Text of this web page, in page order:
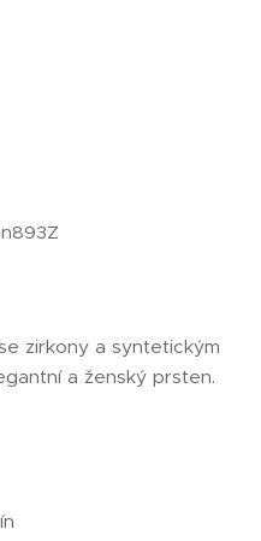
zirkony a syntetickým
a ženský prsten.